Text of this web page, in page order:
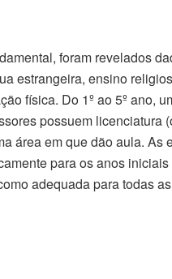
foram revelados
estrangeira, ensino
física. Do 1º ao 5º ano,
possuem licenciatura
área em que dão aula. As
para os anos
adequada para todas